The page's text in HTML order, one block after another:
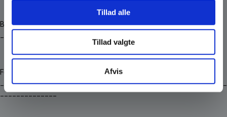
Tillad alle
Tillad valgte
Afvis
Bestilt den: _______________________________ Modtaget den:
Forbrugerens navn:
________________________________________________________
______________